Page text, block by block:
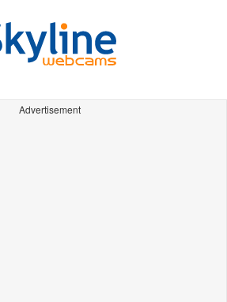
Advertisement